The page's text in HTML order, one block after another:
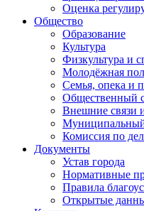
Оценка
Общество
Образование
Культура
Физкультура и
Молодёжная
Семья, опека и
Общественный
Внешние связи
Комиссия по
Документы
Устав города
Нормативные
Правила
Открытые